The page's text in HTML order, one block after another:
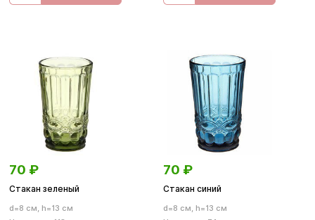
70 ₽
Стакан зеленый
d=8 см, h=13 см
70 ₽
Стакан синий
d=8 см, h=13 см